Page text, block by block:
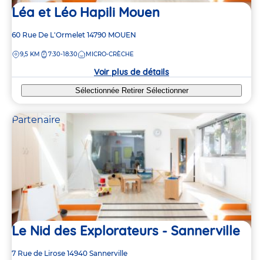
Léa et Léo Hapili Mouen
Adresse
la
60 Rue De L'Ormelet 14790 MOUEN
DISTANCE
9,5 KM 7:30-18:30 MICRO-CRÈCHE
Voir plus de détails
Sélectionnée Retirer Sélectionner
Partenaire
Le Nid des Explorateurs - Sannerville
Adresse
7 Rue de Lirose 14940 Sannerville